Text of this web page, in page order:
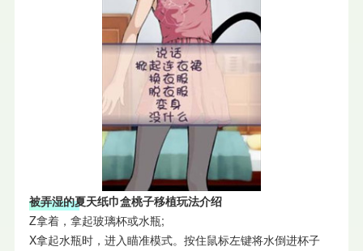
被弄湿的夏天纸巾盒桃子移植玩法介绍
Z拿着，拿起玻璃杯或水瓶;
X拿起水瓶时，进入瞄准模式。按住鼠标左键将水倒进杯子